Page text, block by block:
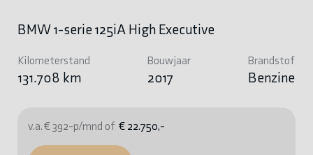
BMW 1-serie 125iA High Executive
Kilometerstand
131.708 km
Bouwjaar
2017
Brandstof
Benzine
v.a. € 392-p/mnd of € 22.750,-